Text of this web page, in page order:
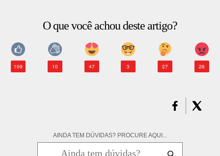
O que você achou deste artigo?
109 10 47 3 27 26
AINDA TEM DÚVIDAS? PROCURE AQUI...